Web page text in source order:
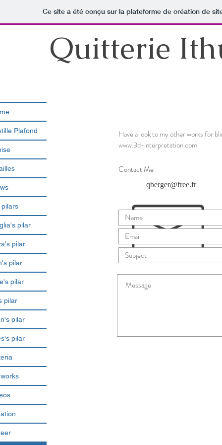
Ce site a été conçu sur la plateforme de création de
Quitterie
qberger@free.fr
Have a look to my other works for
www.3d-interpretation.com
Contact Me
Plafond
pilar
pilar
pilar
pilar
pilar
pilar
pilar